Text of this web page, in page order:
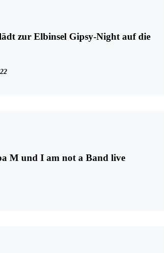
zur Elbinsel Gipsy-Night auf die
M und I am not a Band live